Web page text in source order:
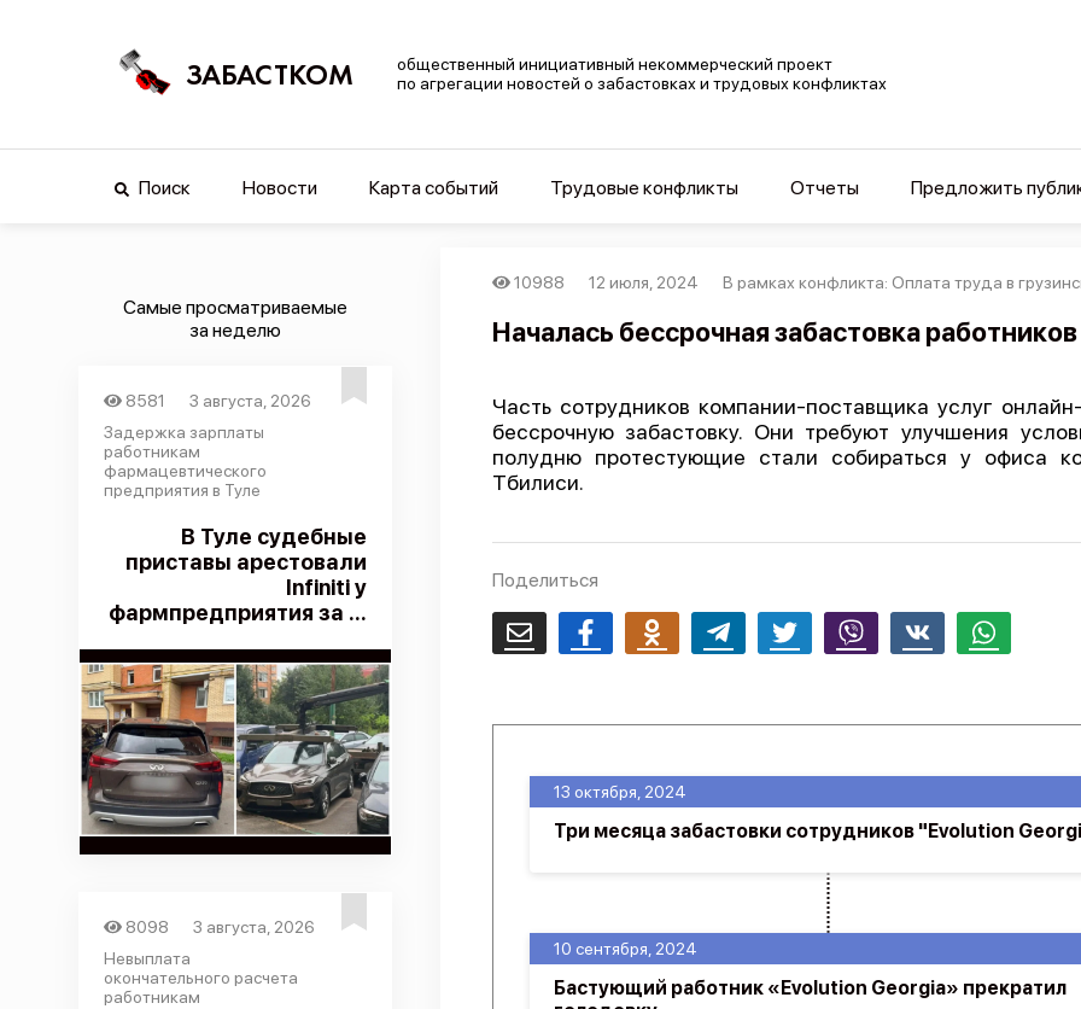
ЗАБАСТКОМ
общественный инициативный некоммерческий проект
по агрегации новостей о забастовках и трудовых конфликтах
Поиск Новости Карта событий Трудовые конфликты Отчеты Предложить
Самые просматриваемые
за неделю
8581
3 августа, 2026
Задержка зарплаты
работникам
фармацевтического
предприятия в Туле
В Туле судебные
приставы арестовали
Infiniti у
фармпредприятия за ...
8098
3 августа, 2026
Невыплата
окончательного расчета
работникам
10988 12 июля, 2024 В рамках конфликта: Оплата труда в
Началась бессрочная забастовка
Часть сотрудников компании-поставщика услуг
бессрочную забастовку. Они требуют улучшения
полудню протестующие стали собираться у офиса
Тбилиси.
Поделиться
Email FacebookOdnoklassnikiTelegram Twitter Viber Whatsapp
10 сентября, 2024
Бастующий работник «Evolution Georgia» прекратил
13 октября, 2024
Три месяца забастовки сотрудников "Evolution